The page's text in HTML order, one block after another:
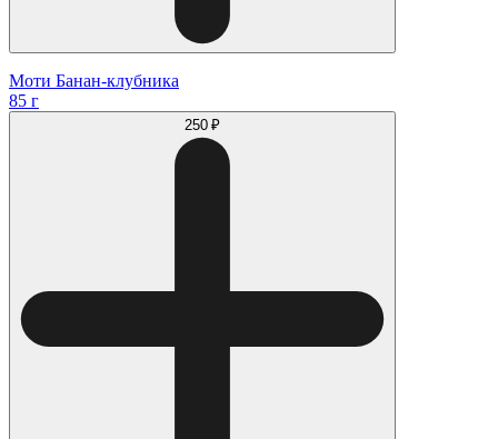
Моти Банан-клубника
85 г
250 ₽